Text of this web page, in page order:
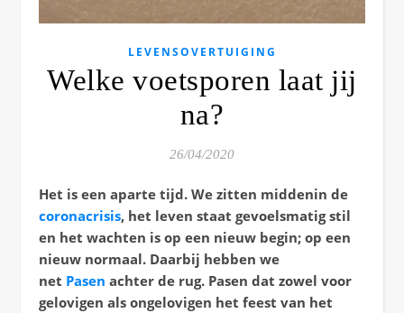
LEVENSOVERTUIGING
Welke voetsporen laat jij
na?
26/04/2020
Het is een aparte tijd. We zitten middenin de
coronacrisis, het leven staat gevoelsmatig stil
en het wachten is op een nieuw begin; op een
nieuw normaal. Daarbij hebben we
net Pasen achter de rug. Pasen dat zowel voor
gelovigen als ongelovigen het feest van het